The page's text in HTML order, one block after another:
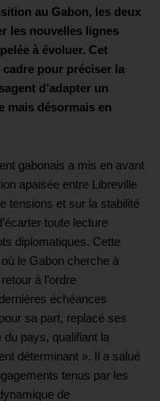
au Gabon, les deux
les nouvelles lignes
à évoluer. Cet
cadre pour préciser la
d’adapter un
mais désormais en
gabonais a mis en avant
apaisée entre Libreville
tensions et sur la stabilité
toute lecture
diplomatiques. Cette
le Gabon cherche à
à l’ordre
échéances
sa part, replacé ses
du pays, qualifiant la
déterminant ». Il a salué
tenus par les
de